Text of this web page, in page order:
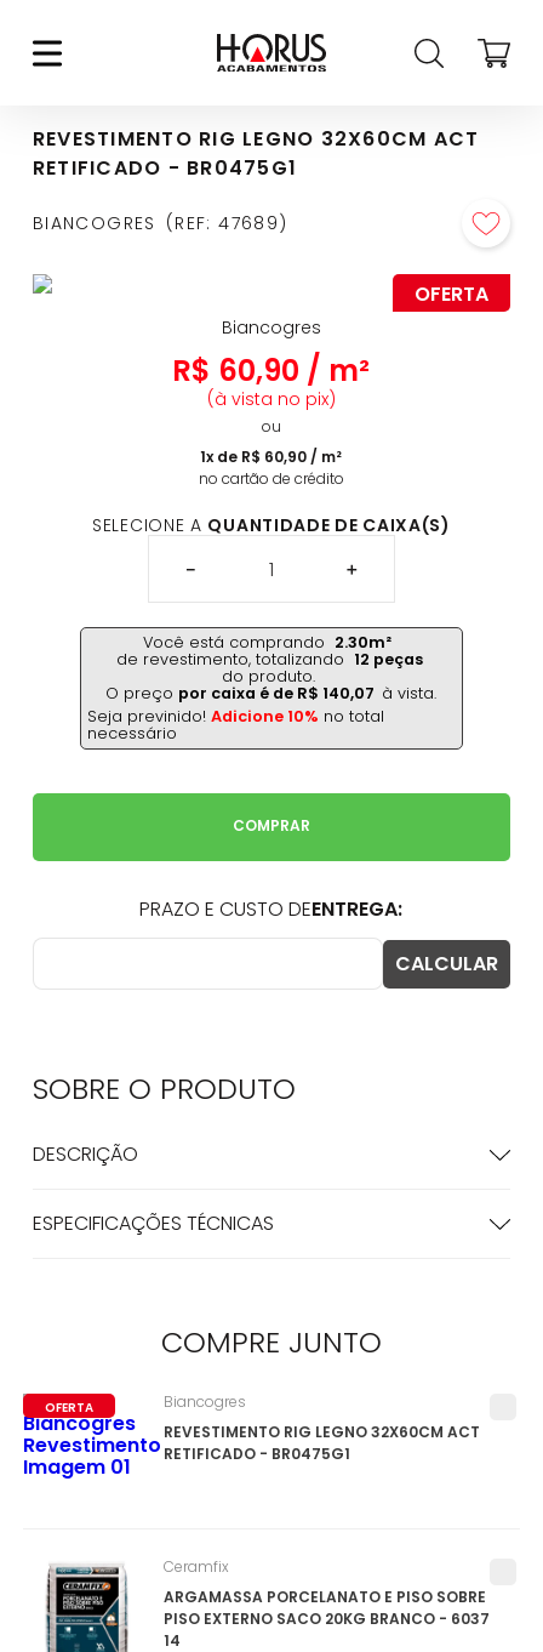
REVESTIMENTO RIG LEGNO 32X60CM ACT
RETIFICADO - BR0475G1
BIANCOGRES REF:47689
OFERTA
Biancogres
R$ 60,90 / m²
(à vista no pix)
ou
1x de R$ 60,90 / m²
no cartão de crédito
SELECIONE A QUANTIDADE DE CAIXA(S)
＋
－
Você está comprando 2.30m²
de revestimento, totalizando 12 peças
do produto.
O preço por caixa é de R$ 140,07 à vista.
Seja previnido!Adicione 10% no total
necessário
COMPRAR
SOBRE O PRODUTO
DESCRIÇÃO
ESPECIFICAÇÕES TÉCNICAS
COMPRE JUNTO
OFERTA
REVESTIMENTO RIG LEGNO 32X60CM ACT
RETIFICADO - BR0475G1
Biancogres
ARGAMASSA PORCELANATO E PISO SOBRE
PISO EXTERNO SACO 20KG BRANCO - 6037
14
Ceramfix